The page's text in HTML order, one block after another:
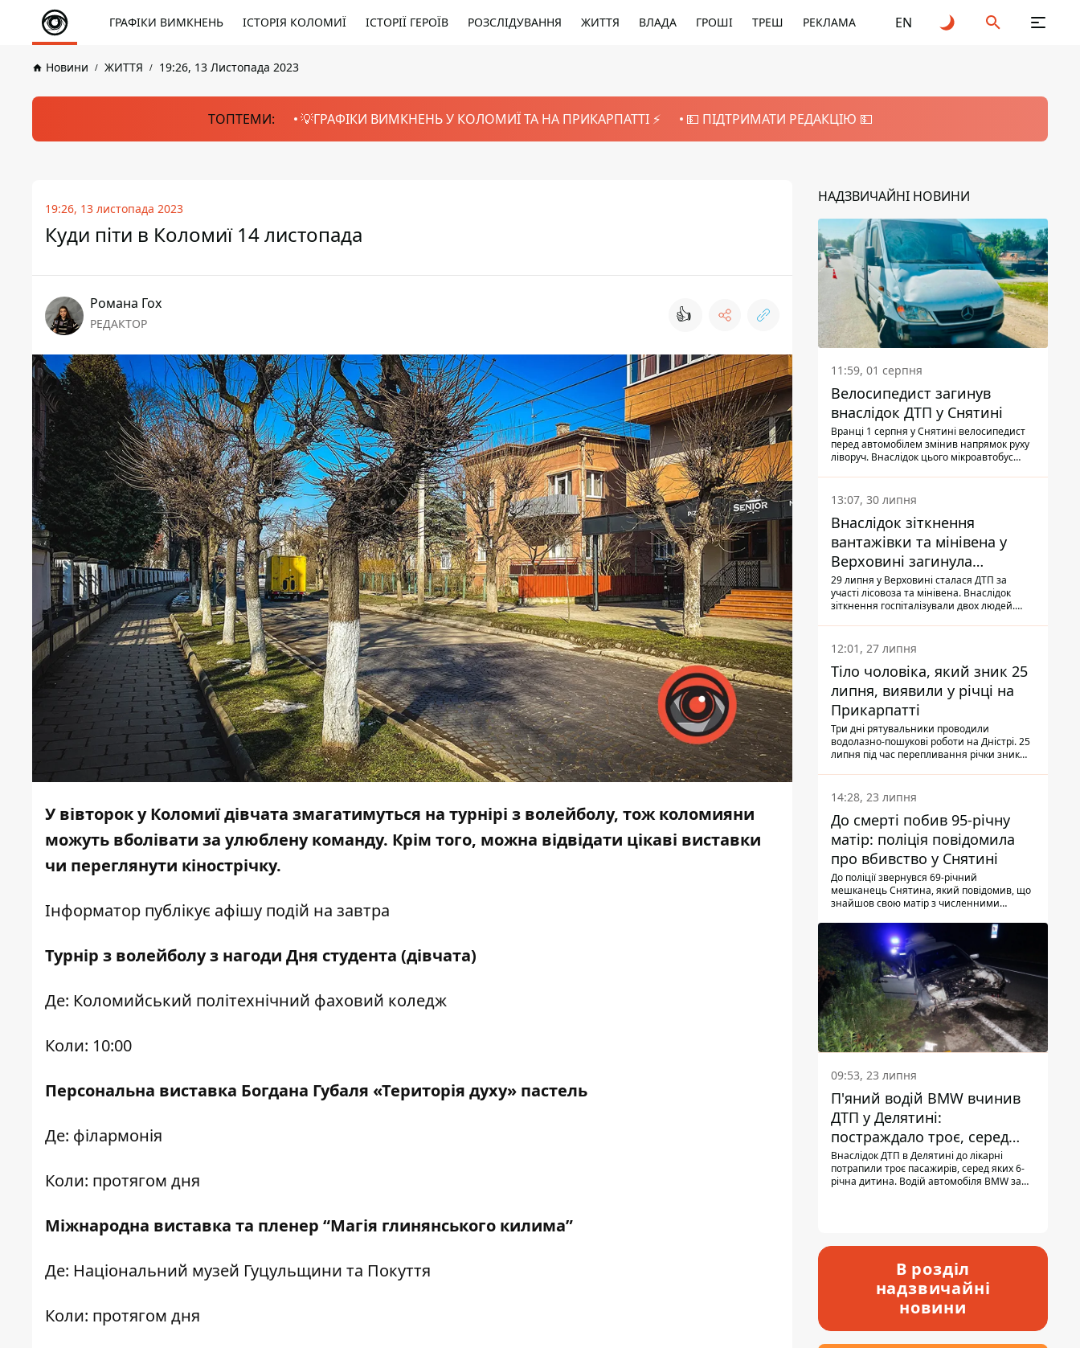
ГРАФІКИ ВИМКНЕНЬ ІСТОРІЯ КОЛОМИЇ ІСТОРІЇ ГЕРОЇВ РОЗСЛІДУВАННЯ ЖИТТЯ ВЛАДА ГРОШІ ТРЕШ РЕКЛАМА EN
Новини ЖИТТЯ 19:26, 13 Листопада 2023
ТОПТЕМИ: 💡ГРАФІКИ ВИМКНЕНЬ У КОЛОМИЇ ТА НА ПРИКАРПАТТІ ⚡️ 💵 ПІДТРИМАТИ РЕДАКЦІЮ 💵
19:26, 13 листопада 2023
Куди піти в Коломиї 14 листопада
Романа Гох
РЕДАКТОР 👍
У вівторок у Коломиї дівчата змагатимуться на турнірі з волейболу, тож коломияни
можуть вболівати за улюблену команду. Крім того, можна відвідати цікаві виставки
чи переглянути кінострічку.
Інформатор публікує афішу подій на завтра
Турнір з волейболу з нагоди Дня студента (дівчата)
Де: Коломийський політехнічний фаховий коледж
Коли: 10:00
Персональна виставка Богдана Губаля «Територія духу» пастель
Де: філармонія
Коли: протягом дня
Міжнародна виставка та пленер “Магія глинянського килима”
Де: Національний музей Гуцульщини та Покуття
Коли: протягом дня
НАДЗВИЧАЙНІ НОВИНИ
11:59, 01 серпня
Велосипедист загинув
внаслідок ДТП у Снятині
Вранці 1 серпня у Снятині велосипедист
перед автомобілем змінив напрямок руху
ліворуч. Внаслідок цього мікроавтобус
13:07, 30 липня
Внаслідок зіткнення
вантажівки та мінівена у
Верховині загинула
пасажирка, водійка - у
лікарні
29 липня у Верховині сталася ДТП за
участі лісовоза та мінівена. Внаслідок
зіткнення госпіталізували двох людей.
Також травми отримала водійка
автомобіля.
12:01, 27 липня
Тіло чоловіка, який зник 25
липня, виявили у річці на
Прикарпатті
Три дні рятувальники проводили
водолазно-пошукові роботи на Дністрі. 25
липня під час перепливання річки зник
виявили тіло.
14:28, 23 липня
До смерті побив 95-річну
матір: поліція повідомила
про вбивство у Снятині
До поліції звернувся 69-річний
мешканець Снятина, який повідомив, що
знайшов свою матір з численними
з'ясували правоохоронці, ці травми жінці
наніс її син.
09:53, 23 липня
П'яний водій BMW вчинив
ДТП у Делятині:
постраждало троє, серед
них - дитина
Внаслідок ДТП в Делятині до лікарні
потрапили троє пасажирів, серед яких 6-
річна дитина. Водій автомобіля BMW за
В розділ
надзвичайні
новини